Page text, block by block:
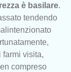
è basilare.
tendendo
farmi visita,
compreso